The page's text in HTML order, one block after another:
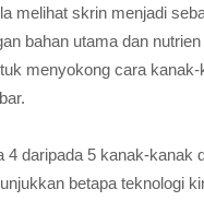
melihat skrin menjadi
bahan utama dan
menyokong cara
4 daripada 5 kanak-
betapa teknologi